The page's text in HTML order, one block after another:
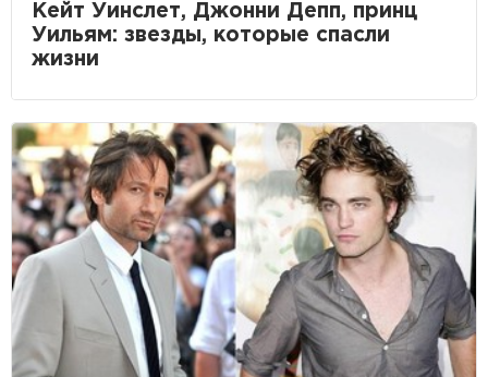
Кейт Уинслет, Джонни Депп, принц
Уильям: звезды, которые спасли
жизни